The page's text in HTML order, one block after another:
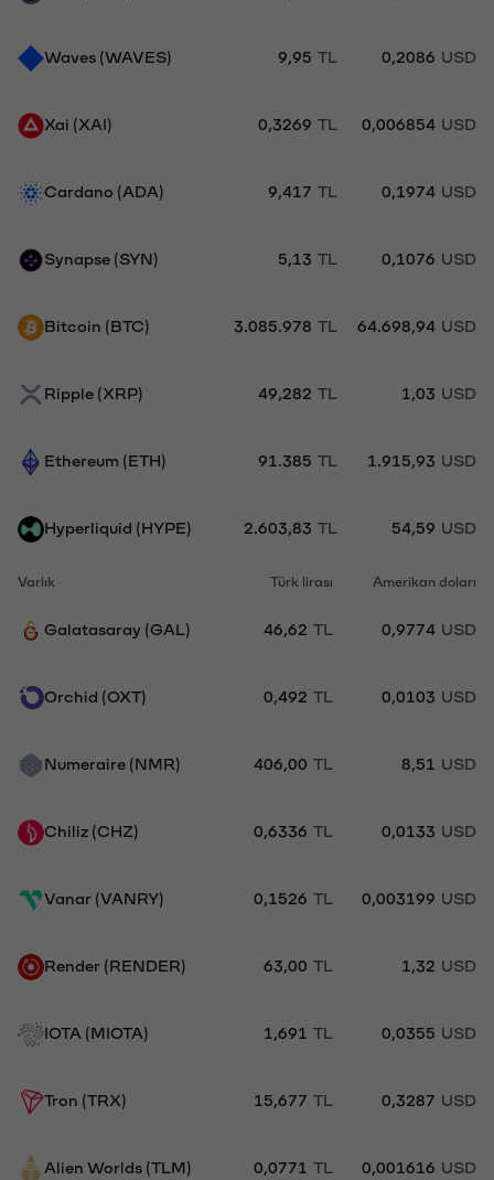
Waves (WAVES) 9,95 TL 0,2086 USD
Xai (XAI) 0,3269 TL 0,006854 USD
Cardano (ADA) 9,417 TL 0,1974 USD
Synapse (SYN) 5,13 TL 0,1076 USD
Bitcoin (BTC) 3.085.978 TL 64.698,94 USD
Ripple (XRP) 49,282 TL 1,03 USD
Ethereum (ETH) 91.385 TL 1.915,93 USD
Hyperliquid (HYPE) 2.603,83 TL 54,59 USD
Varlık Türk lirası Amerikan doları
Galatasaray (GAL) 46,62 TL 0,9774 USD
Orchid (OXT) 0,492 TL 0,0103 USD
Numeraire (NMR) 406,00 TL 8,51 USD
Chiliz (CHZ) 0,6336 TL 0,0133 USD
Vanar (VANRY) 0,1526 TL 0,003199 USD
Render (RENDER) 63,00 TL 1,32 USD
IOTA (MIOTA) 1,691 TL 0,0355 USD
Tron (TRX) 15,677 TL 0,3287 USD
Alien Worlds (TLM) 0,0771 TL 0,001616 USD